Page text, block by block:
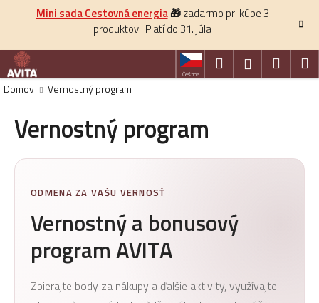
Mini sada Cestovná energia🎁zadarmo pri kúpe 3
produktov · Platí do 31. júla
Čeština
Hľadať Prihlásenie
Domov Vernostný program
Vernostný program
ODMENA ZA VAŠU VERNOSŤ
Vernostný a bonusový
program AVITA
Zbierajte body za nákupy a ďalšie aktivity, využívajte
š
k